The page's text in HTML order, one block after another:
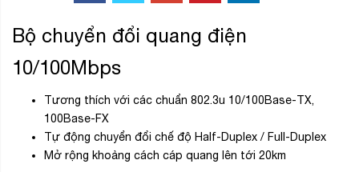
Bộ chuyển đổi quang điện
10/100Mbps
Tương thích với các chuẩn 802.3u 10/100Base-TX,
100Base-FX
Tự động chuyển đổi chế độ Half-Duplex / Full-Duplex
Mở rộng khoảng cách cáp quang lên tới 20km